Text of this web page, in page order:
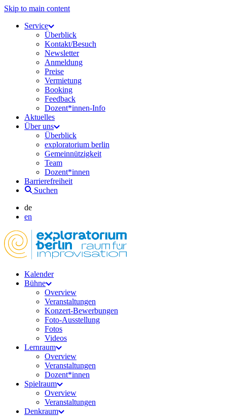
Skip to main content
Service
Überblick
Kontakt/Besuch
Newsletter
Anmeldung
Preise
Vermietung
Booking
Feedback
Dozent*innen-Info
Aktuelles
Über uns
Überblick
exploratorium berlin
Gemeinnützigkeit
Team
Dozent*innen
Barrierefreiheit
Suchen
de
en
Kalender
Bühne
Overview
Veranstaltungen
Konzert-Bewerbungen
Foto-Ausstellung
Fotos
Videos
Lernraum
Overview
Veranstaltungen
Dozent*innen
Spielraum
Overview
Veranstaltungen
Denkraum